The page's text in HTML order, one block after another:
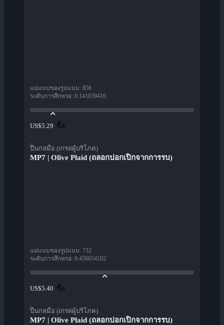
แม่แบบของรูปแบบ: 856
ระดับการสึกหรอ: 0.141039416
US$5.29 ซื้อ
ปืนกลมือ (เกรดผู้บริโภค)
MP7 | Olive Plaid (ถลอกปอกเปิกจากการรบ)
แม่แบบของรูปแบบ: 732
ระดับการสึกหรอ: 0.456654102
US$5.40 ซื้อ
ปืนกลมือ (เกรดผู้บริโภค)
MP7 | Olive Plaid (ถลอกปอกเปิกจากการรบ)